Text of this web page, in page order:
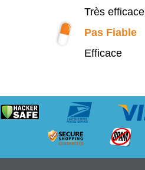
Très efficace
Pas Fiable
Efficace